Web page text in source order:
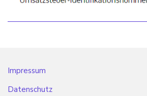
Impressum
Datenschutz